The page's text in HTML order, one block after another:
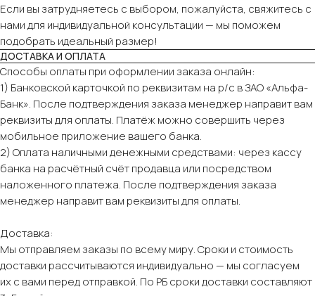
Если вы затрудняетесь с выбором, пожалуйста, свяжитесь с
нами для индивидуальной консультации — мы поможем
подобрать идеальный размер!
ДОСТАВКА И ОПЛАТА
Способы оплаты при оформлении заказа онлайн:
1) Банковской карточкой по реквизитам на р/с в ЗАО «Альфа-
Банк». После подтверждения заказа менеджер направит вам
реквизиты для оплаты. Платёж можно совершить через
мобильное приложение вашего банка.
2) Оплата наличными денежными средствами: через кассу
банка на расчётный счёт продавца или посредством
наложенного платежа. После подтверждения заказа
менеджер направит вам реквизиты для оплаты.
Доставка:
Мы отправляем заказы по всему миру. Сроки и стоимость
доставки рассчитываются индивидуально — мы согласуем
их с вами перед отправкой. По РБ сроки доставки составляют